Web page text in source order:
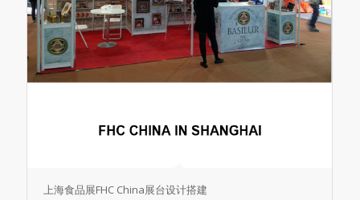
上海食品展FHC China展台设计搭建